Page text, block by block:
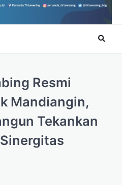
Resmi
Mandiangin,
Tekankan